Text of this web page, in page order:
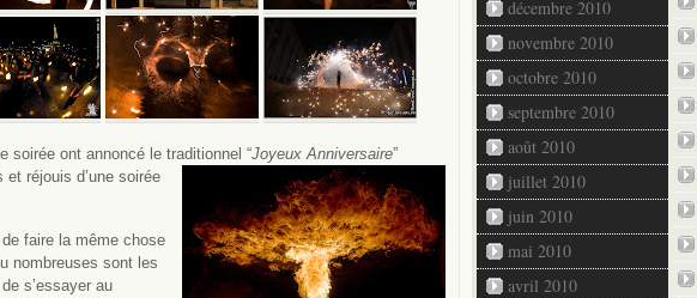
soirée ont annoncé le traditionnel “Joyeux Anniversaire”
réjouis d’une soirée
faire la même chose
nombreuses sont les
s’essayer au
décembre 2010
novembre 2010
octobre 2010
septembre 2010
août 2010
juillet 2010
juin 2010
mai 2010
avril 2010